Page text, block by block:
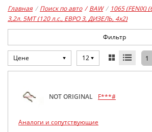
Главная / Поиск по авто / BAW / 1065 (FENIX)
3,2л. 5MT (120 л.с., ЕВРО 3, ДИЗЕЛЬ, 4x2)
Фильтр
Цене 12 1
NOT ORIGINAL F***#
Аналоги и сопутствующие